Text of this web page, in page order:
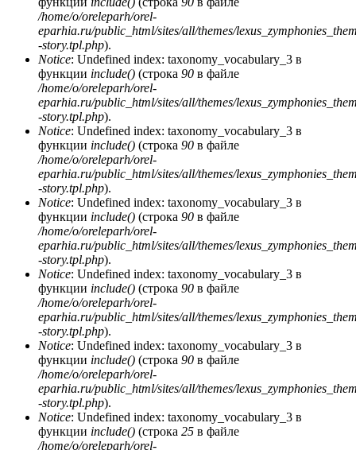
/home/o/oreleparh/orel-
eparhia.ru/public_html/sites/all/themes/
-story.tpl.php).
Notice: Undefined index: taxonomy_vocabulary_3 в
функции include() (строка 90 в файле
/home/o/oreleparh/orel-
eparhia.ru/public_html/sites/all/themes/
-story.tpl.php).
Notice: Undefined index: taxonomy_vocabulary_3 в
функции include() (строка 90 в файле
/home/o/oreleparh/orel-
eparhia.ru/public_html/sites/all/themes/
-story.tpl.php).
Notice: Undefined index: taxonomy_vocabulary_3 в
функции include() (строка 90 в файле
/home/o/oreleparh/orel-
eparhia.ru/public_html/sites/all/themes/
-story.tpl.php).
Notice: Undefined index: taxonomy_vocabulary_3 в
функции include() (строка 90 в файле
/home/o/oreleparh/orel-
eparhia.ru/public_html/sites/all/themes/
-story.tpl.php).
Notice: Undefined index: taxonomy_vocabulary_3 в
функции include() (строка 90 в файле
/home/o/oreleparh/orel-
eparhia.ru/public_html/sites/all/themes/
-story.tpl.php).
Notice: Undefined index: taxonomy_vocabulary_3 в
функции include() (строка 25 в файле
/home/o/oreleparh/orel-